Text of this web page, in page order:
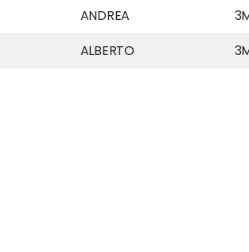
ANDREA
ALBERTO